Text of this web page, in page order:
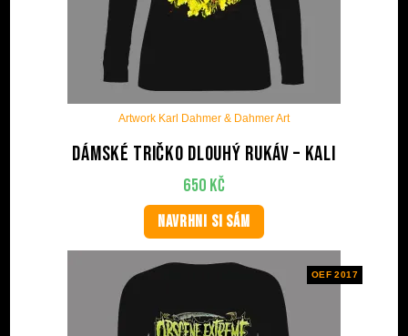
Artwork Karl Dahmer & Dahmer Art
Dámské tričko dlouhý rukáv – Kali
650 Kč
NAVRHNI SI SÁM
OEF 2017